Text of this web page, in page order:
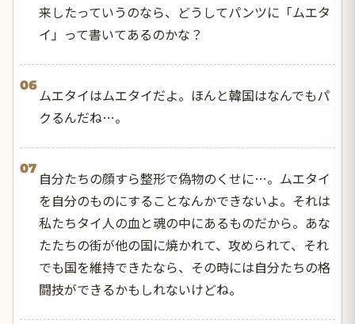
来したっていうのなら、どうしてパンツに「ムエタ
イ」って書いてあるのかな？
06
ムエタイはムエタイだよ。ほんと韓国はなんでもパ
クるんだね…。
07
自分たちの顔すら整形で偽物のくせに…。ムエタイ
を自分のものにすることなんかできないよ。それは
私たちタイ人の血と魂の中にあるものだから。あな
たたちの街が他の国に焼かれて、攻められて、それ
でも国を維持できたなら、その時には自分たちの格
闘技ができるかもしれないけどね。